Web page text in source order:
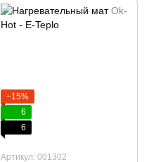
−15%
6
6
Артикул: 001302